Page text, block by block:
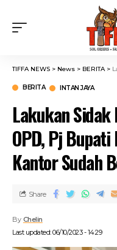
TIFFA NEWS > News > BERITA>
BERITA INTAN JAYA
Lakukan
OPD, Pj
Kantor Sudah
Last updated: 06/10/2023 - 14:29
By Chelin
Share